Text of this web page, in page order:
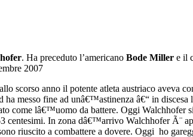
. Ha preceduto l’americano Bode Miller e il
2007
scorso anno il potente atleta austriaco aveva
messo fine ad unâ€™astinenza â€“ in
come lâ€™uomo da battere. Oggi
centesimi. In zona dâ€™arrivo Walchhofer Ã¨
riuscito a combattere a dovere. Oggi ho